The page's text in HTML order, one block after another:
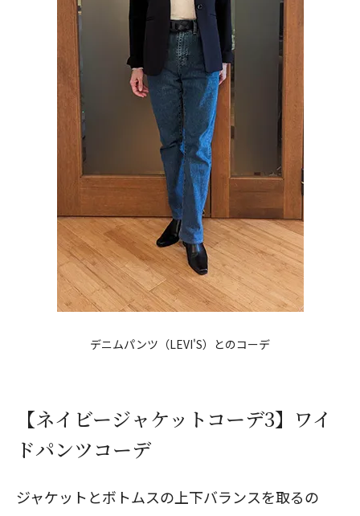
デニムパンツ（LEVI'S）とのコーデ
【ネイビージャケットコーデ3】ワイ
ドパンツコーデ
ジャケットとボトムスの上下バランスを取るの
閉じる